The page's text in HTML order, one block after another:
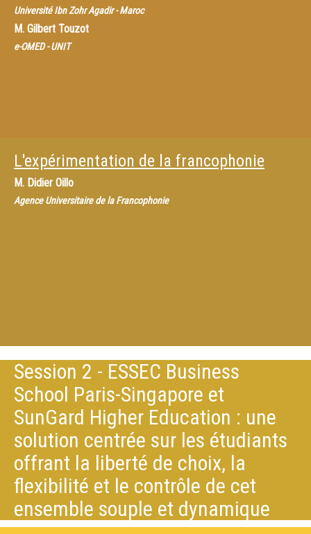
Université Ibn Zohr Agadir - Maroc
M. Gilbert Touzot
e-OMED - UNIT
L'expérimentation de la francophonie
M. Didier Oillo
Agence Universitaire de la Francophonie
Session 2 - ESSEC Business
School Paris-Singapore et
SunGard Higher Education : une
solution centrée sur les étudiants
offrant la liberté de choix, la
flexibilité et le contrôle de cet
ensemble souple et dynamique